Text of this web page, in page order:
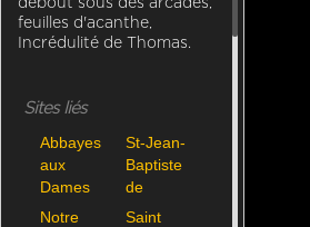
debout sous des arcades,
feuilles d'acanthe,
Incrédulité de Thomas.
Sites liés
Abbayes
aux
Dames
St-Jean-
Baptiste
de
Grandson
Notre
Saint